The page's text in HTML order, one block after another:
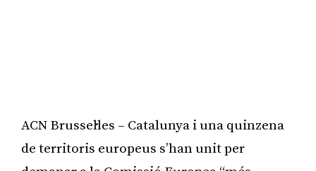
ACN Brussel·les – Catalunya i una quinzena
de territoris europeus s’han unit per